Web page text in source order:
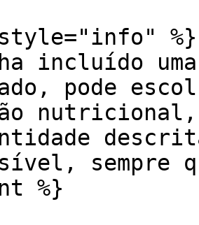
%}
incluído
pode
sempre
%}